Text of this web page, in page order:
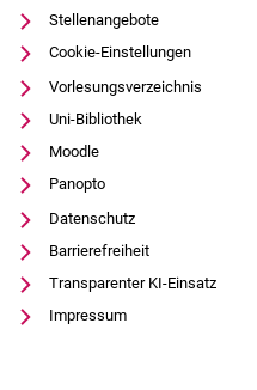
Stellenangebote
Cookie-Einstellungen
Vorlesungsverzeichnis
Uni-Bibliothek
Moodle
Panopto
Datenschutz
Barrierefreiheit
Transparenter KI-Einsatz
Impressum